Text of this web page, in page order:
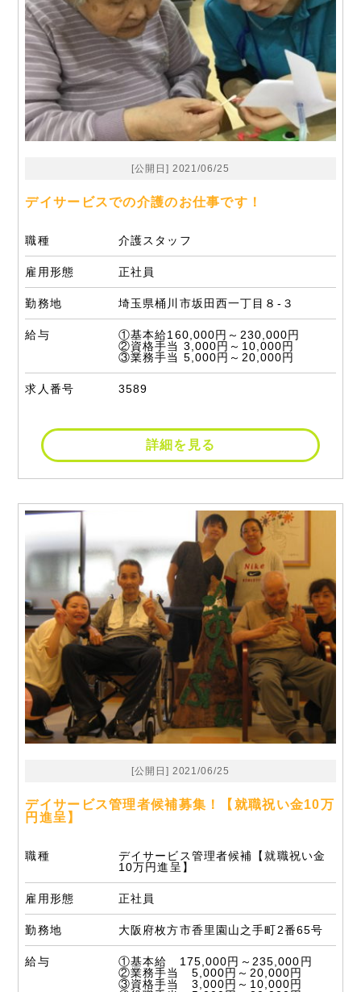
[公開日] 2021/06/25
デイサービスでの介護のお仕事です！
職種 介護スタッフ
雇用形態 正社員
勤務地 埼玉県桶川市坂田西一丁目８-３
給与
①基本給160,000円～230,000円
②資格手当 3,000円～10,000円
③業務手当 5,000円～20,000円
求人番号 3589
詳細を見る
[公開日] 2021/06/25
デイサービス管理者候補募集！【就職祝い金10万
円進呈】
職種
デイサービス管理者候補【就職祝い金
10万円進呈】
雇用形態 正社員
勤務地 大阪府枚方市香里園山之手町2番65号
給与
①基本給 175,000円～235,000円
②業務手当 5,000円～20,000円
③資格手当 3,000円～10,000円